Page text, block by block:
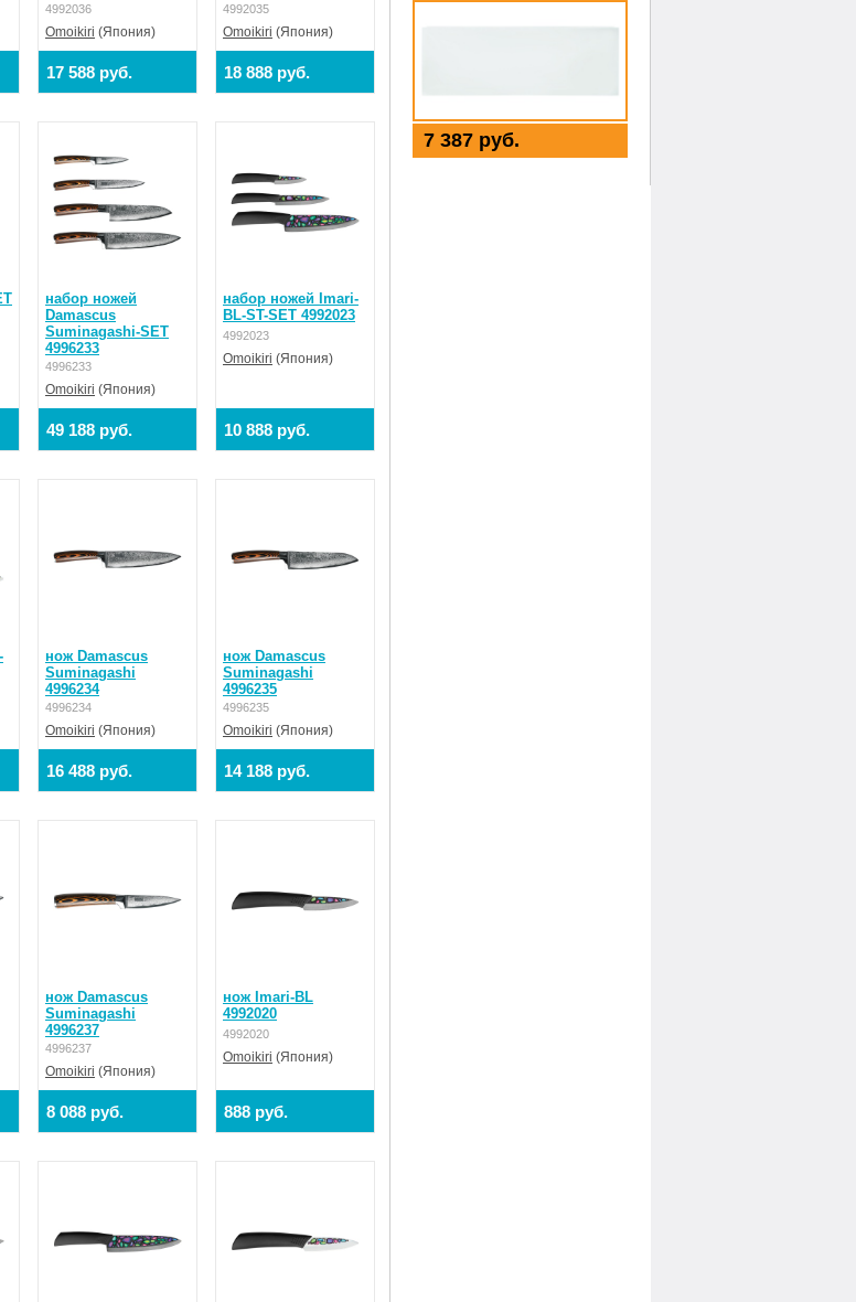
4992036
Omoikiri (Япония)
17 588 руб.
4992035
Omoikiri (Япония)
18 888 руб.
набор ножей
Damascus
Suminagashi-SET
4996233
4996233
Omoikiri (Япония)
49 188 руб.
набор ножей Imari-
BL-ST-SET 4992023
4992023
Omoikiri (Япония)
10 888 руб.
нож Damascus
Suminagashi
4996234
4996234
Omoikiri (Япония)
16 488 руб.
нож Damascus
Suminagashi
4996235
4996235
Omoikiri (Япония)
14 188 руб.
нож Damascus
Suminagashi
4996237
4996237
Omoikiri (Япония)
8 088 руб.
нож Imari-BL
4992020
4992020
Omoikiri (Япония)
888 руб.
7 387 руб.